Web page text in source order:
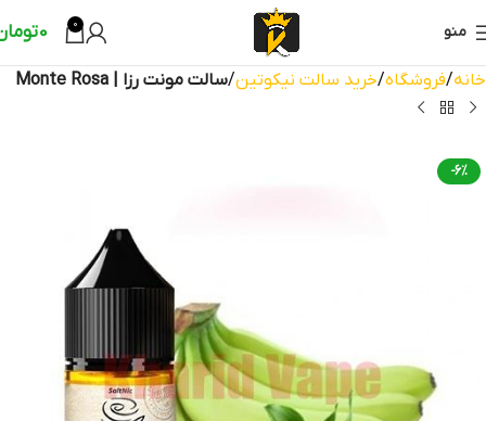
منو 0
0
خانه فروشگاه خرید سالت نیکوتین سالت مونت رزا | Monte Rosa
-6%